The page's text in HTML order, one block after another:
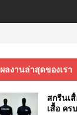
ผลงานล่าสุดของเรา
สกรีนเ
เสื้อ คร